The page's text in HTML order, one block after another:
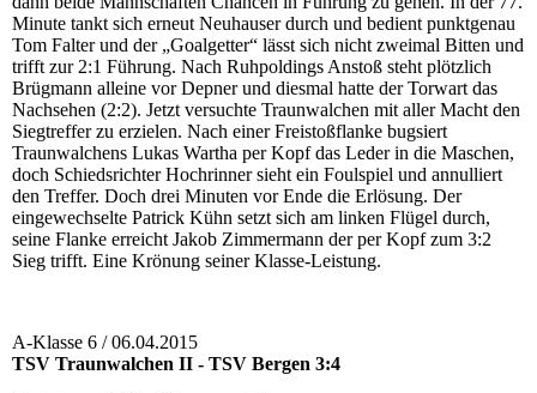
Minute tankt sich erneut Neuhauser durch und bedient punktgenau
Tom Falter und der „Goalgetter“ lässt sich nicht zweimal Bitten und
trifft zur 2:1 Führung. Nach Ruhpoldings Anstoß steht plötzlich
Brügmann alleine vor Depner und diesmal hatte der Torwart das
Nachsehen (2:2). Jetzt versuchte Traunwalchen mit aller Macht den
Siegtreffer zu erzielen. Nach einer Freistoßflanke bugsiert
Traunwalchens Lukas Wartha per Kopf das Leder in die Maschen,
doch Schiedsrichter Hochrinner sieht ein Foulspiel und annulliert
den Treffer. Doch drei Minuten vor Ende die Erlösung. Der
eingewechselte Patrick Kühn setzt sich am linken Flügel durch,
seine Flanke erreicht Jakob Zimmermann der per Kopf zum 3:2
Sieg trifft. Eine Krönung seiner Klasse-Leistung.
A-Klasse 6 / 06.04.2015
TSV Traunwalchen II - TSV Bergen 3:4